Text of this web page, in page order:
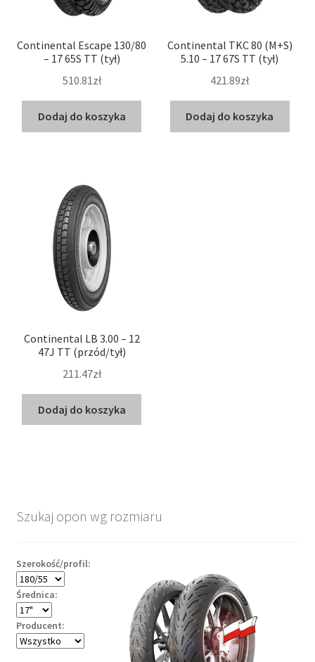
Continental Escape 130/80
– 17 65S TT (tył)
510.81zł
Dodaj do koszyka
Continental TKC 80 (M+S)
5.10 – 17 67S TT (tył)
421.89zł
Dodaj do koszyka
Continental LB 3.00 – 12
47J TT (przód/tył)
211.47zł
Dodaj do koszyka
Szukaj opon wg rozmiaru
Szerokość/profil:
Średnica:
Producent: